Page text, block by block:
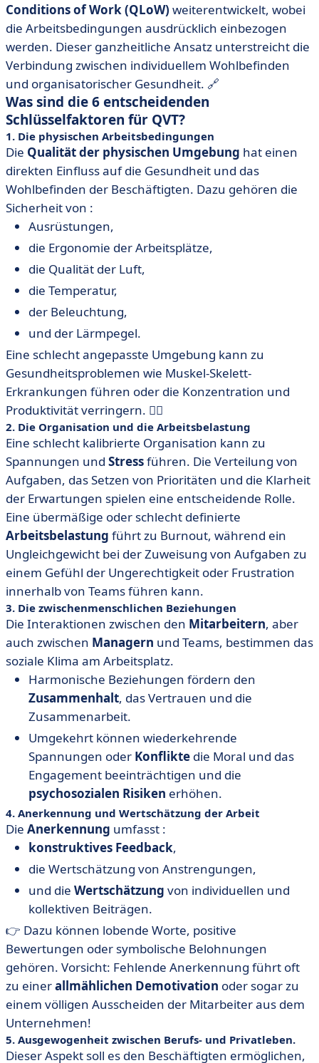
Conditions of Work(QLoW) weiterentwickelt, wobei
die Arbeitsbedingungen ausdrücklich einbezogen
werden. Dieser ganzheitliche Ansatz unterstreicht die
Verbindung zwischen individuellem Wohlbefinden
und organisatorischer Gesundheit. 🔗
Was sind die 6 entscheidenden
Schlüsselfaktoren für QVT?
1. Die physischen Arbeitsbedingungen
Die Qualität der physischen Umgebung hat einen
direkten Einfluss auf die Gesundheit und das
Wohlbefinden der Beschäftigten. Dazu gehören die
Sicherheit von :
Ausrüstungen,
die Ergonomie der Arbeitsplätze,
die Qualität der Luft,
die Temperatur,
der Beleuchtung,
und der Lärmpegel.
Eine schlecht angepasste Umgebung kann zu
Gesundheitsproblemen wie Muskel-Skelett-
Erkrankungen führen oder die Konzentration und
Produktivität verringern. 😵‍💫
2. Die Organisation und die Arbeitsbelastung
Eine schlecht kalibrierte Organisation kann zu
Spannungen und Stressführen. Die Verteilung von
Aufgaben, das Setzen von Prioritäten und die Klarheit
der Erwartungen spielen eine entscheidende Rolle.
Eine übermäßige oder schlecht definierte
Arbeitsbelastung führt zu Burnout, während ein
Ungleichgewicht bei der Zuweisung von Aufgaben zu
einem Gefühl der Ungerechtigkeit oder Frustration
innerhalb von Teams führen kann.
3. Die zwischenmenschlichen Beziehungen
Die Interaktionen zwischen den Mitarbeitern, aber
auch zwischen Managern und Teams, bestimmen das
soziale Klima am Arbeitsplatz.
Harmonische Beziehungen fördern den
Zusammenhalt, das Vertrauen und die
Zusammenarbeit.
Umgekehrt können wiederkehrende
Spannungen oder Konflikte die Moral und das
Engagement beeinträchtigen und die
psychosozialen Risiken erhöhen.
4. Anerkennung und Wertschätzung der Arbeit
Die Anerkennung umfasst :
konstruktives Feedback,
die Wertschätzung von Anstrengungen,
und die Wertschätzung von individuellen und
kollektiven Beiträgen.
👉 Dazu können lobende Worte, positive
Bewertungen oder symbolische Belohnungen
gehören. Vorsicht: Fehlende Anerkennung führt oft
zu einerallmählichen Demotivation oder sogar zu
einem völligen Ausscheiden der Mitarbeiter aus dem
Unternehmen!
5. Ausgewogenheit zwischen Berufs- und Privatleben.
Dieser Aspekt soll es den Beschäftigten ermöglichen,